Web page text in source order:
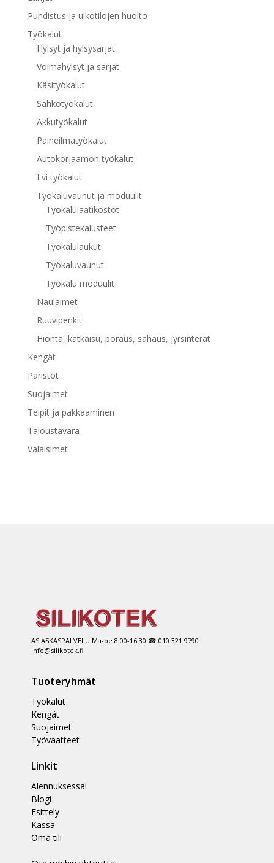
Puhdistus ja ulkotilojen huolto
Työkalut
Hylsyt ja hylsysarjat
Voimahylsyt ja sarjat
Käsityökalut
Sähkötyökalut
Akkutyökalut
Paineilmatyökalut
Autokorjaamon työkalut
Lvi työkalut
Työkaluvaunut ja moduulit
Työkalulaatikostot
Työpistekalusteet
Työkalulaukut
Työkaluvaunut
Työkalu moduulit
Naulaimet
Ruuvipenkit
Hionta, katkaisu, poraus, sahaus, jyrsinterät
Kengät
Paristot
Suojaimet
Teipit ja pakkaaminen
Taloustavara
Valaisimet
ASIASKASPALVELU Ma-pe 8.00-16.30 ☎ 010 321 9790
info@silikotek.fi
Tuoteryhmät
Työkalut
Kengät
Suojaimet
Työvaatteet
Linkit
Alennuksessa!
Blogi
Esittely
Kassa
Oma tili